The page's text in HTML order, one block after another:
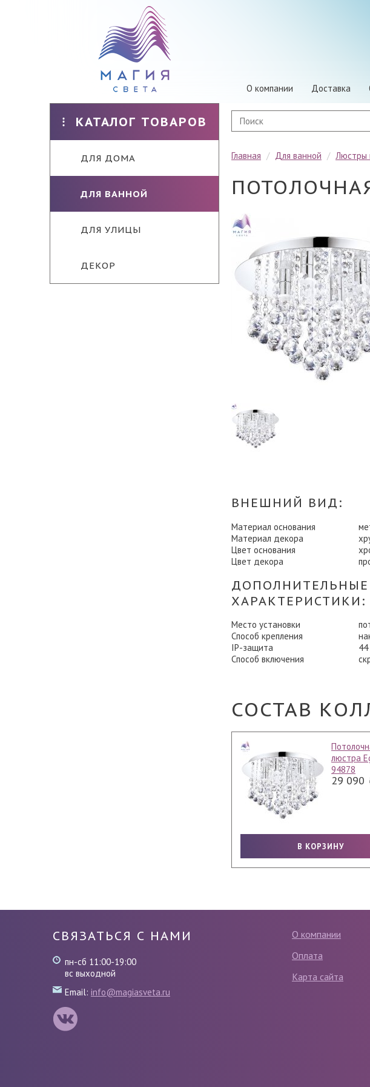
О компании Доставка
КАТАЛОГ ТОВАРОВ
ДЛЯ ДОМА
ДЛЯ ВАННОЙ
ДЛЯ УЛИЦЫ
ДЕКОР
Главная / Для ванной / Люстры
ВНЕШНИЙ ВИД:
Материал основания
Материал декора
Цвет основания
Цвет декора
ДОПОЛНИТЕЛЬНЫЕ
ХАРАКТЕРИСТИКИ:
Место установки
Способ крепления
IP-защита
44
Способ включения
СОСТАВ
люстра
94878
29 090
О компании
Оплата
Карта сайта
СВЯЗАТЬСЯ С НАМИ
пн-сб 11:00-19:00
вс выходной
Email: info@magiasveta.ru